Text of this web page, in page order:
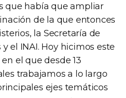
que había que ampliar
de la que entonces
la Secretaría de
el INAI. Hoy hicimos este
el que desde 13
trabajamos a lo largo
ejes temáticos